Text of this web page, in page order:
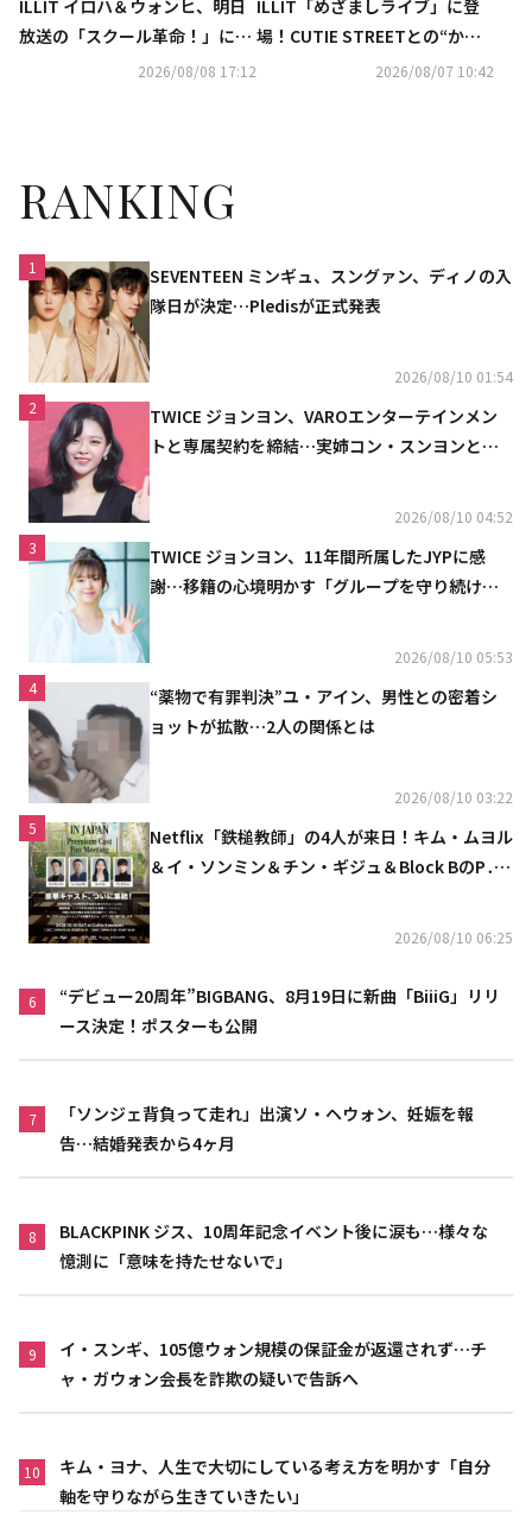
ILLIT イロハ＆ウォンヒ、明日
放送の「スクール革命！」に登
場！バズりアイテムを紹介
2026/08/08 17:12
ILLIT「めざましライブ」に登
場！CUTIE STREETとの“かわ
いい”コラボ＆最新曲のステー
2026/08/07 10:42
RANKING
1
SEVENTEEN ミンギュ、スングァン、ディノの入
隊日が決定…Pledisが正式発表
2026/08/10 01:54
2
TWICE ジョンヨン、VAROエンターテインメン
トと専属契約を締結…実姉コン・スンヨンと同
2026/08/10 04:52
3
TWICE ジョンヨン、11年間所属したJYPに感
謝…移籍の心境明かす「グループを守り続け
2026/08/10 05:53
4
“薬物で有罪判決”ユ・アイン、男性との密着シ
ョットが拡散…2人の関係とは
2026/08/10 03:22
5
Netflix「鉄槌教師」の4人が来日！キム・ムヨル
＆イ・ソンミン＆チン・ギジュ＆Block BのP․
2026/08/10 06:25
6
“デビュー20周年”BIGBANG、8月19日に新曲「BiiiG」リリ
ース決定！ポスターも公開
7
「ソンジェ背負って走れ」出演ソ・ヘウォン、妊娠を報
告…結婚発表から4ヶ月
8
BLACKPINK ジス、10周年記念イベント後に涙も…様々な
憶測に「意味を持たせないで」
9
イ・スンギ、105億ウォン規模の保証金が返還されず…チ
ャ・ガウォン会長を詐欺の疑いで告訴へ
10
キム・ヨナ、人生で大切にしている考え方を明かす「自分
軸を守りながら生きていきたい」